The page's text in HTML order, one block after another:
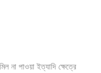
না পাওয়া ইত্যাদি ক্ষেত্রে